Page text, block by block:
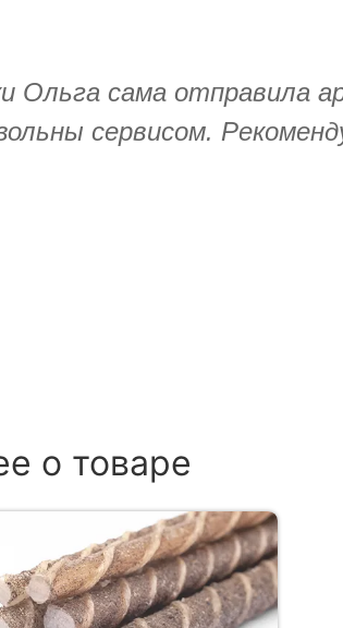
Ольга сама отправила
сервисом.
о товаре